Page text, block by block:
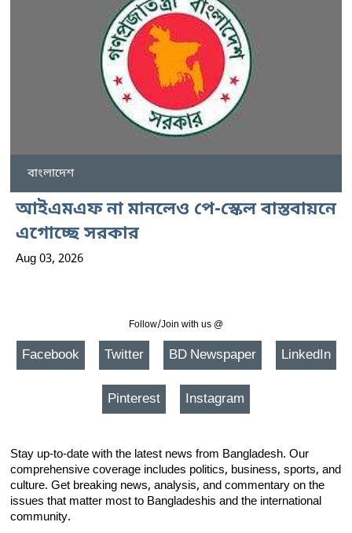
বাংলাদেশ
আইএমএফ না মানলেও পে-স্কেল বাস্তবায়নে
এগোচ্ছে সরকার
Aug 03, 2026
Follow/Join with us @
Facebook Twitter BD Newspaper LinkedIn
Pinterest Instagram
Stay up-to-date with the latest news from Bangladesh. Our
comprehensive coverage includes politics, business, sports, and
culture. Get breaking news, analysis, and commentary on the
issues that matter most to Bangladeshis and the international
community.